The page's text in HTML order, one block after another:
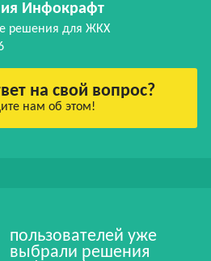
Инфокрафт
решения для ЖКХ
на свой вопрос?
нам об этом!
пользователей уже
выбрали решения